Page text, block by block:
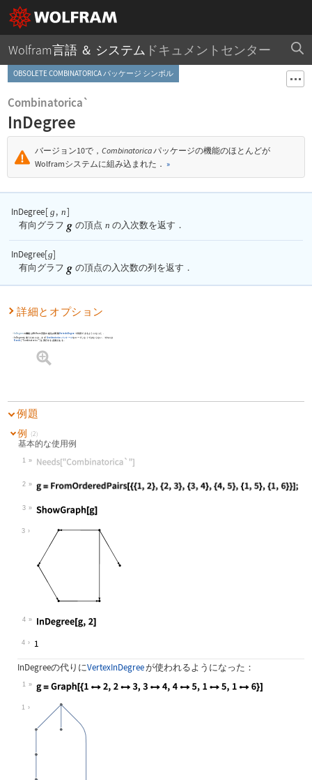
Wolfram言語 ＆ システム ドキュメントセンター
OBSOLETE COMBINATORICA パッケージ シンボル
Combinatorica`
InDegree
バージョン10で， Combinatoricaパッケージの機能のほとんどが
Wolframシステムに組み込まれた． »
InDegree[ g , n]
有向グラフ の頂点 n の入次数を返す．
InDegree[g]
有向グラフ の頂点の入次数の列を返す．
詳細とオプション
InDegreeの機能はWolfram言語の組込み関数VertexInDegree で利用できるようになった．
InDegreeを使うためには，まず Combinatoricaパッケージをロードしなくてはならない．それには
Needs
"Combinatorica`"] を実行する必要がある．
例題
例 (2)
基本的な使用例
1
Wolfram Language code: Needs["Combinatorica`"]
2
Wolfram Language code:
3
Wolfram Language code:
3
4
Wolfram Language code:
4
InDegreeの代りにVertexInDegreeが使われるようになった：
1
Wolfram Language code:
1